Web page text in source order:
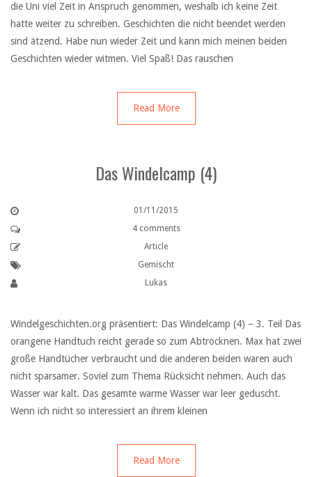
die Uni viel Zeit in Anspruch genommen, weshalb ich keine Zeit
hatte weiter zu schreiben. Geschichten die nicht beendet werden
sind ätzend. Habe nun wieder Zeit und kann mich meinen beiden
Geschichten wieder witmen. Viel Spaß! Das rauschen
Read More
Das Windelcamp (4)
01/11/2015
4 comments
Article
Gemischt
Lukas
Windelgeschichten.org präsentiert: Das Windelcamp (4) – 3. Teil Das
orangene Handtuch reicht gerade so zum Abtrocknen. Max hat zwei
große Handtücher verbraucht und die anderen beiden waren auch
nicht sparsamer. Soviel zum Thema Rücksicht nehmen. Auch das
Wasser war kalt. Das gesamte warme Wasser war leer geduscht.
Wenn ich nicht so interessiert an ihrem kleinen
Read More